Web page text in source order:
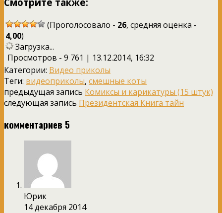
(Проголосовало - 26, средняя оценка -
4,00)
Загрузка...
Просмотров - 9 761 | 13.12.2014, 16:32
Категории: Видео приколы
Теги: видеоприколы, смешные коты
предыдущая запись Комиксы и карикатуры (15 штук)
следующая запись Президентская Книга тайн
комментариев 5
Юрик
14 декабря 2014